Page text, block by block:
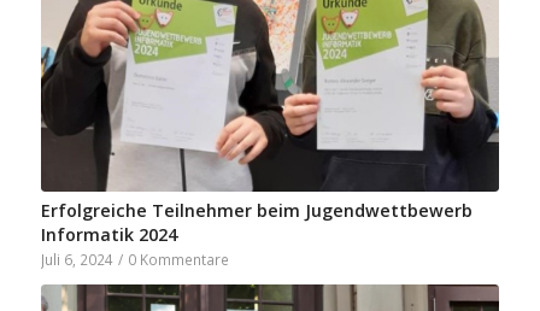
Erfolgreiche Teilnehmer beim Jugendwettbewerb
Informatik 2024
Juli 6, 2024 / 0 Kommentare